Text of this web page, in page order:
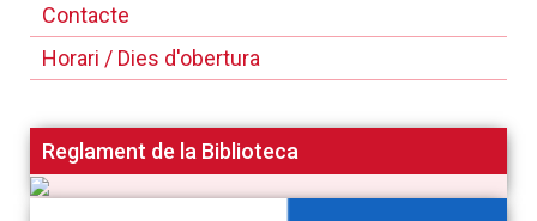
Contacte
Horari / Dies d'obertura
Reglament de la Biblioteca